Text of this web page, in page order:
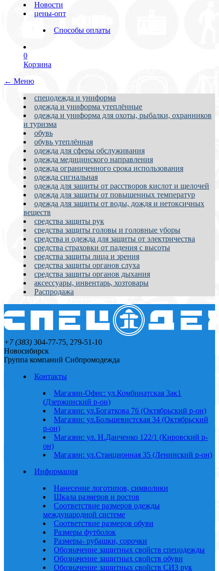
Новости
цены-опт
Способы оплаты
0
Корзина
← Меню
спецодежда и униформа
одежда и униформа утеплённые
одежда и униформа для охоты, рыбалки, охранников
и туризма
обувь
обувь утеплённая
одежда для сферы обслуживания
одежда медицинского направления
одежда ограниченного срока использования
одежда сигнальная
одежда для защиты от расстворов кислот и щелочей
одежда для защиты от повышенных температур
одежда для защиты от воды, дождя и нетоксичных
веществ
средства защиты рук
средства защиты головы и головные уборы
средства и одежда для защиты от электричества
средства страховки от падения с высоты
средства защиты лица и зрения
средства защиты органов слуха
средства защиты органов дыхания
аксессуары, инвентарь, хозтовары
Распродажа
+7 (383) 304-77-75, 279-51-10
Новосибирск
Группа компаний Сибпромодежда
Контакты
Магазин-Офис: ул.Комбинатская 3ак1
(Дзержинский р-он)
Магазин: ул.Богаткова 76 (Октябрьский р-он)
Магазин: ул.Большевистская 34 (Октябрьский
р-он)
Магазин: ул. Н.Данченко 122/1 (Кировский р-
он)
Магазин: ул.Станционная 35 (Ленинский р-он)
Информация
Нанесение логотипов, символики
Шкала размеров и ростов
Соответствие размеров одежды
международной системе
Соответствие размеров обуви
Размеры футболок
Размеры- рубашки, сорочки
Обозначение защитных свойств спецодежды
Обозначение защитных свойств обуви
Обозначение защитных свойств СИЗ рук